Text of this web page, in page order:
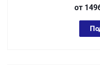
от